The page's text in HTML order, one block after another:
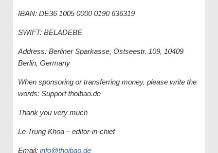
IBAN: DE36 1005 0000 0190 636319
SWIFT: BELADEBE
Address: Berliner Sparkasse, Ostseestr. 109, 10409
Berlin, Germany
When sponsoring or transferring money, please write the
words: Support thoibao.de
Thank you very much
Le Trung Khoa – editor-in-chief
Email: info@thoibao.de